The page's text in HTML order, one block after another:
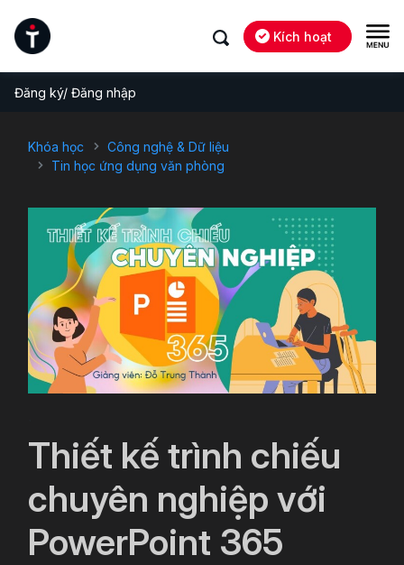
Kích hoạt
Đăng ký/ Đăng nhập
Khóa học
Công nghệ & Dữ liệu
Tin học ứng dụng văn phòng
Thiết kế trình chiếu
chuyên nghiệp với
PowerPoint 365